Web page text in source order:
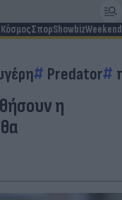
ΚόσμοςΣπορShowbizWeekend
Predator
η